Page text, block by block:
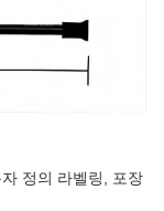
정의 라벨링, 포장